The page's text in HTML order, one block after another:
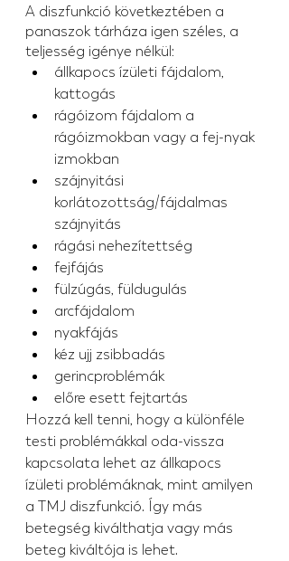
A diszfunkció következtében a
panaszok tárháza igen széles, a
teljesség igénye nélkül:
állkapocs ízületi fájdalom,
kattogás
rágóizom fájdalom a
rágóizmokban vagy a fej-nyak
izmokban
szájnyitási
korlátozottság/fájdalmas
szájnyitás
rágási nehezítettség
fejfájás
fülzúgás, füldugulás
arcfájdalom
nyakfájás
kéz ujj zsibbadás
gerincproblémák
előre esett fejtartás
Hozzá kell tenni, hogy a különféle
testi problémákkal oda-vissza
kapcsolata lehet az állkapocs
ízületi problémáknak, mint amilyen
a TMJ diszfunkció. Így más
betegség kiválthatja vagy más
beteg kiváltója is lehet.